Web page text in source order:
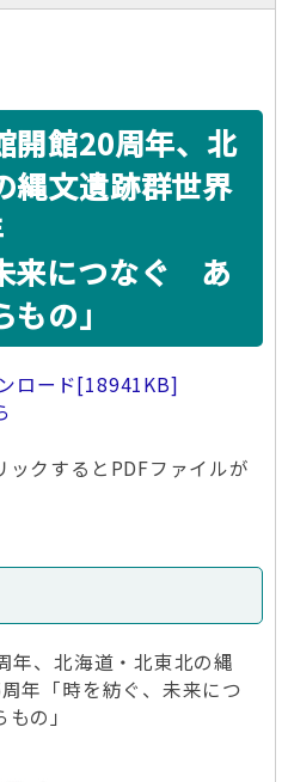
開館20周年、北
縄文遺跡群世界
来につなぐ あ
の」
ロード[18941KB]
クするとPDFファイルが
年、北海道・北東北の縄
年「時を紡ぐ、未来につ
の」